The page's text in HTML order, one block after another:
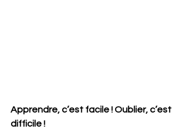
Apprendre, c’est facile ! Oublier, c’est
difficile !